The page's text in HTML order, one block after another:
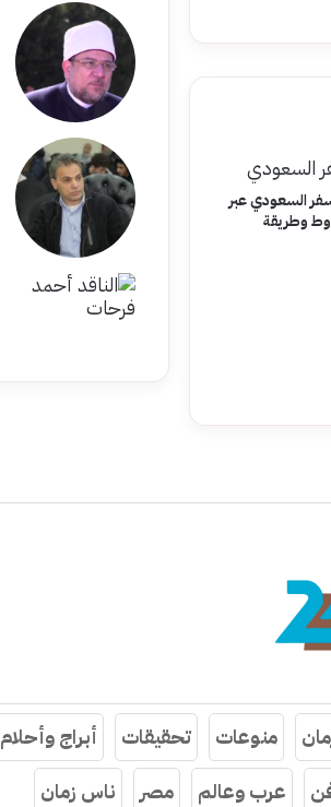
السعودي عبر
وطريقة
منوعات تحقيقات أبراج وأحلام
عرب وعالم مصر ناس زمان